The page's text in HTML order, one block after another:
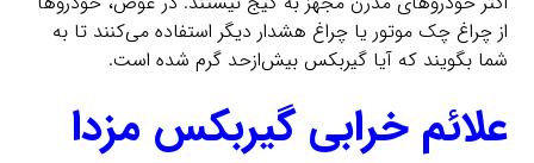
از چراغ چک موتور یا چراغ هشدار دیگر استفاده می‌کنند تا به
شما بگویند که آیا گیربکس بیش‌ازحد گرم شده است.
علائم خرابی گیربکس مزدا